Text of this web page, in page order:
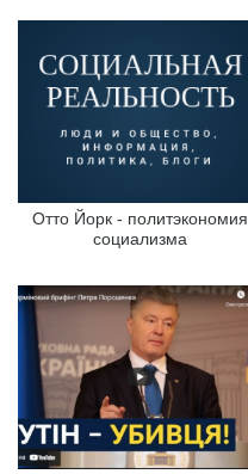
Отто Йорк - политэкономия
социализма